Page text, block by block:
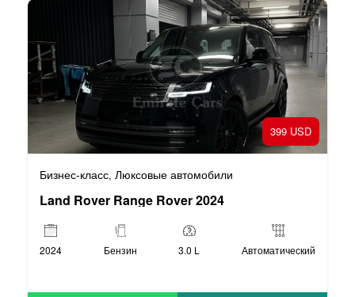
399 USD
Бизнес-класс, Люксовые автомобили
Land Rover Range Rover 2024
2024 Бензин 3.0 L Автоматический